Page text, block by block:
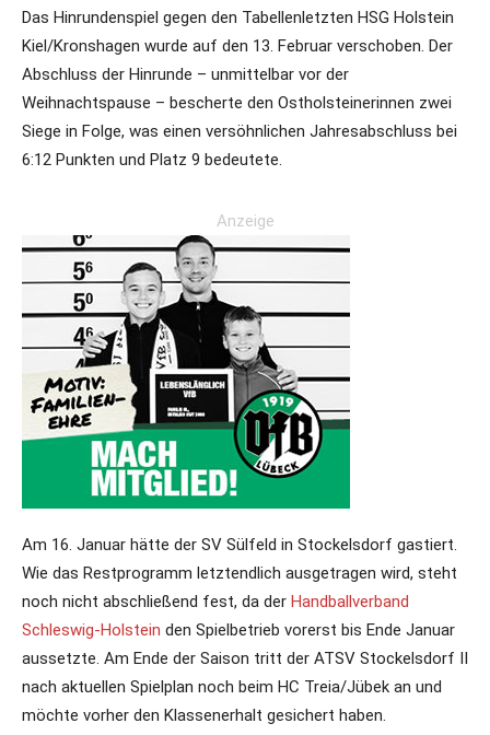
Das Hinrundenspiel gegen den Tabellenletzten HSG Holstein
Kiel/Kronshagen wurde auf den 13. Februar verschoben. Der
Abschluss der Hinrunde – unmittelbar vor der
Weihnachtspause – bescherte den Ostholsteinerinnen zwei
Siege in Folge, was einen versöhnlichen Jahresabschluss bei
6:12 Punkten und Platz 9 bedeutete.
Anzeige
Am 16. Januar hätte der SV Sülfeld in Stockelsdorf gastiert.
Wie das Restprogramm letztendlich ausgetragen wird, steht
noch nicht abschließend fest, da der Handballverband
Schleswig-Holstein den Spielbetrieb vorerst bis Ende Januar
aussetzte. Am Ende der Saison tritt der ATSV Stockelsdorf II
nach aktuellen Spielplan noch beim HC Treia/Jübek an und
möchte vorher den Klassenerhalt gesichert haben.